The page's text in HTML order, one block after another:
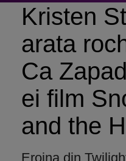
Kristen
arata
Ca
ei film
and the
Eroina din